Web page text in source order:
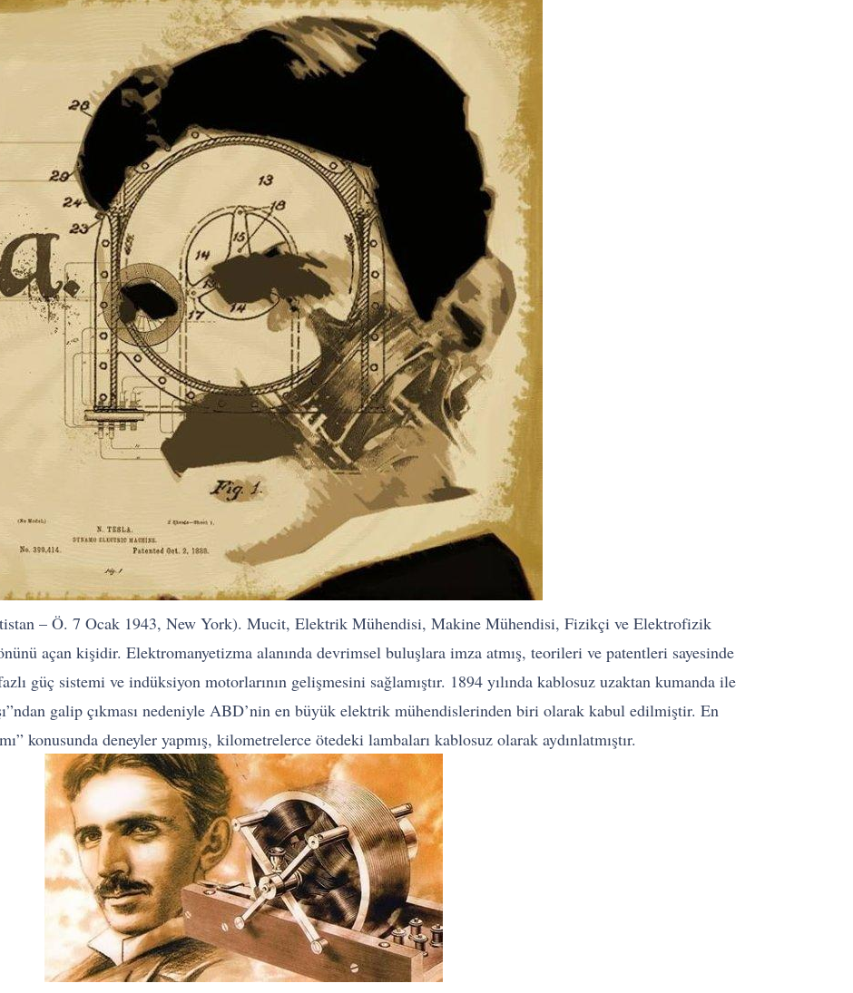
– Ö. 7 Ocak 1943, New York). Mucit, Elektrik Mühendisi, Makine Mühendisi, Fizikçi ve Elektrofizik
açan kişidir. Elektromanyetizma alanında devrimsel buluşlara imza atmış, teorileri ve patentleri sayesinde
güç sistemi ve indüksiyon motorlarının gelişmesini sağlamıştır. 1894 yılında kablosuz uzaktan kumanda ile
galip çıkması nedeniyle ABD’nin en büyük elektrik mühendislerinden biri olarak kabul edilmiştir. En
konusunda deneyler yapmış, kilometrelerce ötedeki lambaları kablosuz olarak aydınlatmıştır.